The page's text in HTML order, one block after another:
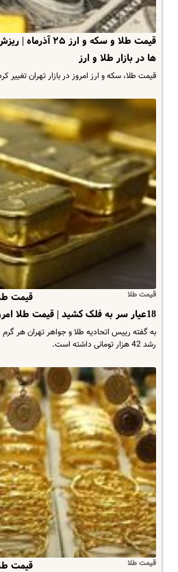
قیمت طلا و سکه و ارز ۲۵
ها در بازار طلا و ارز
قیمت طلا، سکه و ارز امروز در بازار تهران تغییر
قیمت طلا
قیمت
18عیار سر به فلک کشید | قیمت طلا امروز6 آبان 1402
رشد 42 هزار تومانی داشته است.​
قیمت طلا
قیمت